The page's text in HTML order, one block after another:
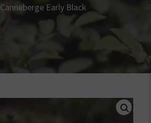
Canneberge Early Black